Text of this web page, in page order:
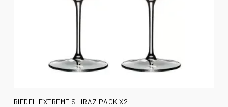
AÑADIR AL CARRITO
RIEDEL EXTREME SHIRAZ PACK X2